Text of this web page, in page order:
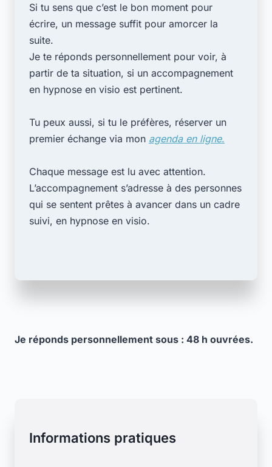
Si tu sens que c’est le bon moment pour
écrire, un message suffit pour amorcer la
suite.
Je te réponds personnellement pour voir, à
partir de ta situation, si un accompagnement
en hypnose en visio est pertinent.
Tu peux aussi, si tu le préfères, réserver un
premier échange via mon agenda en ligne.
Chaque message est lu avec attention.
L’accompagnement s’adresse à des personnes
qui se sentent prêtes à avancer dans un cadre
suivi, en hypnose en visio.
Je réponds personnellement sous : 48 h ouvrées.
Informations pratiques